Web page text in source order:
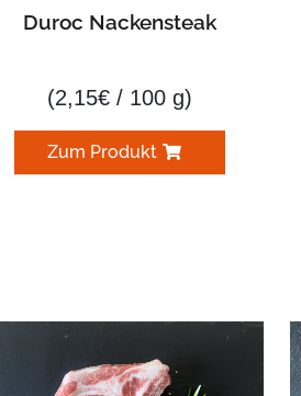
Duroc Nackensteak
(2,15€ / 100 g)
Zum Produkt